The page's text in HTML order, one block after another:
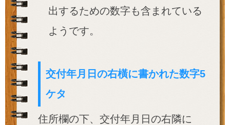
出するための数字も含まれている
ようです。
交付年月日の右橫に書かれた数字5
ケタ
住所欄の下、交付年月日の右隣に